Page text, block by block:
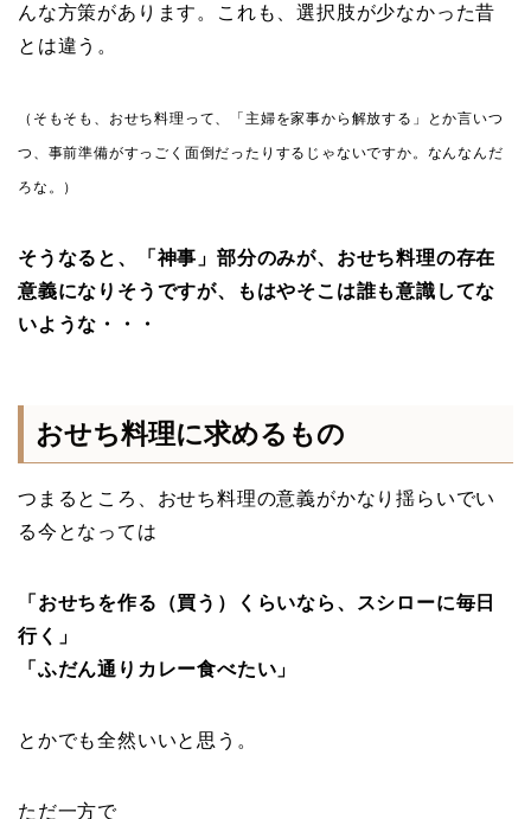
んな方策があります。これも、選択肢が少なかった昔
とは違う。
（そもそも、おせち料理って、「主婦を家事から解放する」とか言いつ
つ、事前準備がすっごく面倒だったりするじゃないですか。なんなんだ
ろな。）
そうなると、「神事」部分のみが、おせち料理の存在
意義になりそうですが、もはやそこは誰も意識してな
いような・・・
おせち料理に求めるもの
つまるところ、おせち料理の意義がかなり揺らいでい
る今となっては
「おせちを作る（買う）くらいなら、スシローに毎日
行く」
「ふだん通りカレー食べたい」
とかでも全然いいと思う。
ただ一方で